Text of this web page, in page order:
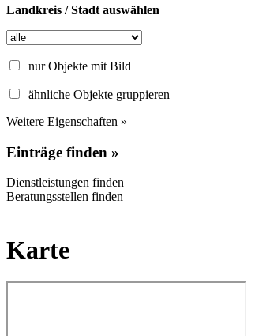
Landkreis / Stadt auswählen
nur Objekte mit Bild
ähnliche Objekte gruppieren
Weitere Eigenschaften »
Einträge finden »
Dienstleistungen finden
Beratungsstellen finden
Karte